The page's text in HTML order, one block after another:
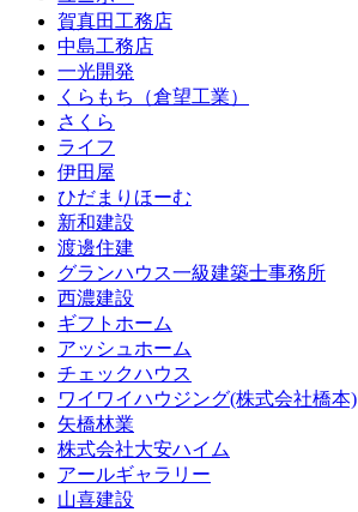
賀真田工務店
中島工務店
一光開発
くらもち（倉望工業）
さくら
ライフ
伊田屋
ひだまりほーむ
新和建設
渡邊住建
グランハウス一級建築士事務所
西濃建設
ギフトホーム
アッシュホーム
チェックハウス
ワイワイハウジング(株式会社橋本)
矢橋林業
株式会社大安ハイム
アールギャラリー
山喜建設